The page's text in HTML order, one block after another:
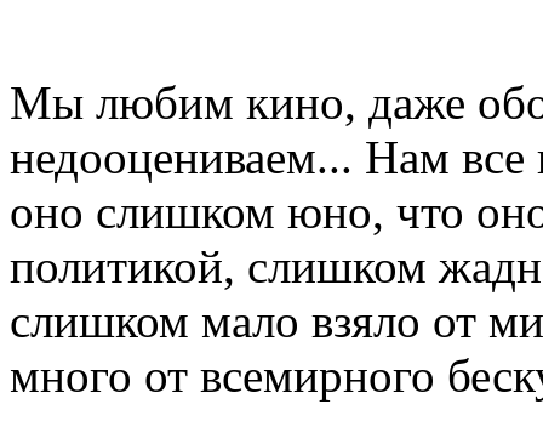
Мы любим кино, даже
недооцениваем... Нам все
оно слишком юно, что
политикой, слишком
слишком мало взяло от
много от всемирного